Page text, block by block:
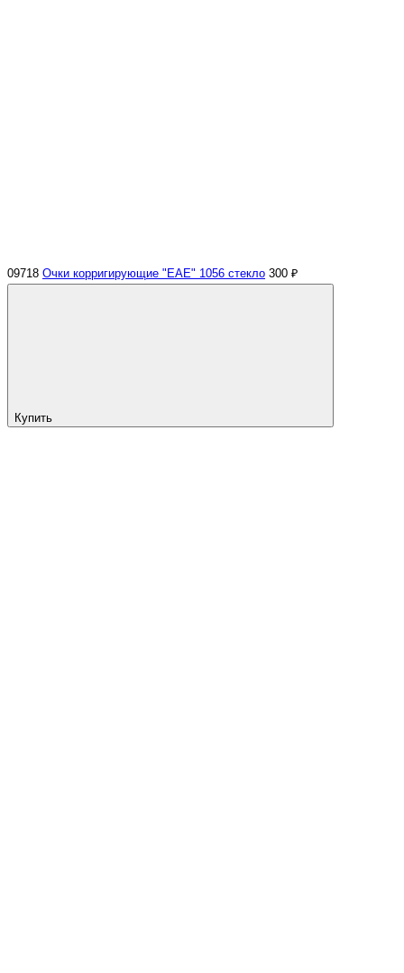
09718 Очки корригирующие "EAE" 1056 стекло 300 ₽
Купить